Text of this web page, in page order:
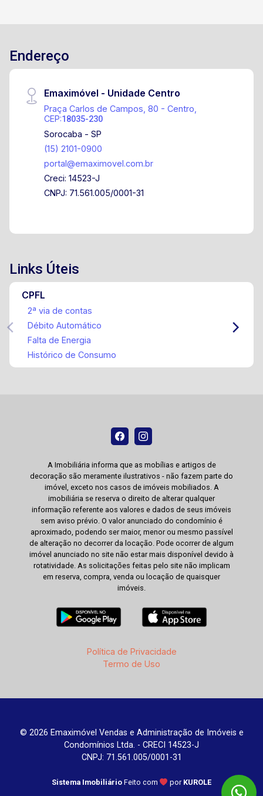
Endereço
Emaximóvel - Unidade Centro
Praça Carlos de Campos, 80 - Centro,
CEP:18035-230
Sorocaba - SP
(15) 2101-0900
portal@emaximovel.com.br
Creci: 14523-J
CNPJ: 71.561.005/0001-31
Links Úteis
CPFL
2ª via de contas
Débito Automático
Falta de Energia
Histórico de Consumo
A Imobiliária informa que as mobílias e artigos de
decoração são meramente ilustrativos - não fazem parte do
imóvel, exceto nos casos de imóveis mobiliados. A
imobiliária se reserva o direito de alterar qualquer
informação referente aos valores e dados de seus imóveis
sem aviso prévio. O valor anunciado do condomínio é
aproximado, podendo ser maior, menor ou mesmo passível
de alteração no decorrer da locação. Pode ocorrer de algum
imóvel anunciado no site não estar mais disponível devido à
rotatividade. As solicitações feitas pelo site não implicam
em reserva, compra, venda ou locação de quaisquer
imóveis.
Política de Privacidade
Termo de Uso
© 2026 Emaximóvel Vendas e Administração de Imóveis e
Condomínios Ltda. - CRECI 14523-J
CNPJ: 71.561.005/0001-31
Sistema Imobiliário Feito com por KUROLE